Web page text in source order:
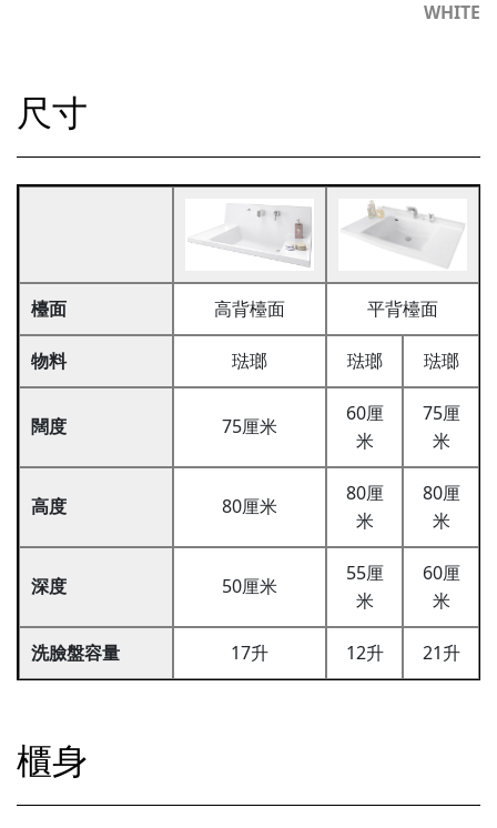
WHITE
尺寸
檯面 高背檯面 平背檯面
物料 琺瑯 琺瑯 琺瑯
闊度 75厘米
60厘
米
75厘
米
高度 80厘米
80厘
米
80厘
米
深度 50厘米
55厘
米
60厘
米
洗臉盤容量 17升 12升 21升
櫃身